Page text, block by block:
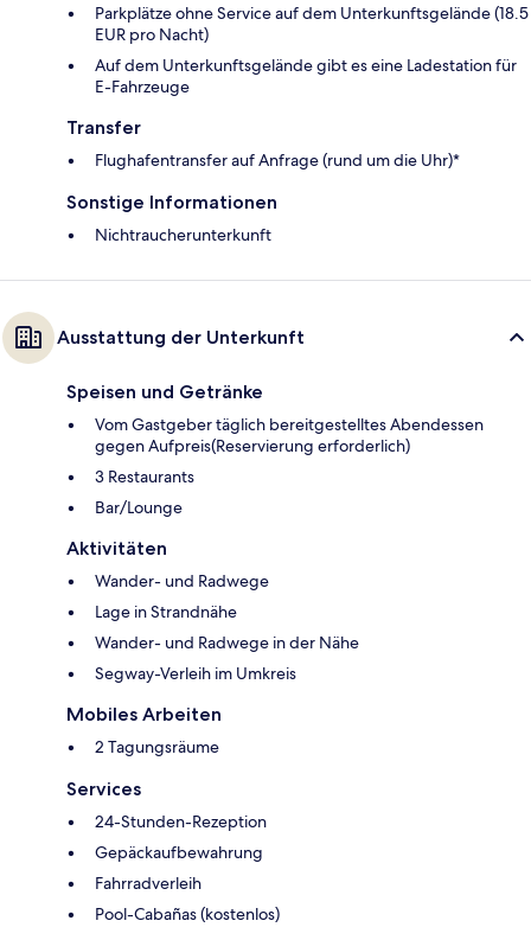
Parkplätze ohne Service auf dem Unterkunftsgelände (18.5
EUR pro Nacht)
Auf dem Unterkunftsgelände gibt es eine Ladestation für
E-Fahrzeuge
Transfer
Flughafentransfer auf Anfrage (rund um die Uhr)*
Sonstige Informationen
Nichtraucherunterkunft
Ausstattung der Unterkunft
Speisen und Getränke
Vom Gastgeber täglich bereitgestelltes Abendessen
gegen Aufpreis(Reservierung erforderlich)
3 Restaurants
Bar/Lounge
Aktivitäten
Wander- und Radwege
Lage in Strandnähe
Wander- und Radwege in der Nähe
Segway-Verleih im Umkreis
Mobiles Arbeiten
2 Tagungsräume
Services
24-Stunden-Rezeption
Gepäckaufbewahrung
Fahrradverleih
Pool-Cabañas (kostenlos)